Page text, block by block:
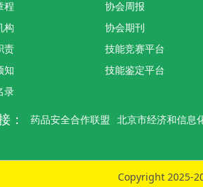
程
构
责
知
录
协会周报
协会期刊
技能竞赛平台
技能鉴定平台
： 药品安全合作联盟 北京市经济和信息
Copyright 2025-